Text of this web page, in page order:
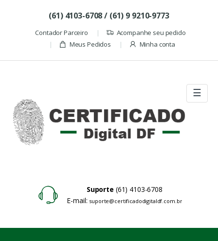
(61) 4103-6708 / (61) 9 9210-9773
Contador Parceiro
Acompanhe seu pedido
Meus Pedidos
Minha conta
☰
Suporte (61) 4103-6708
E-mail: suporte@certificadodigitaldf.com.br